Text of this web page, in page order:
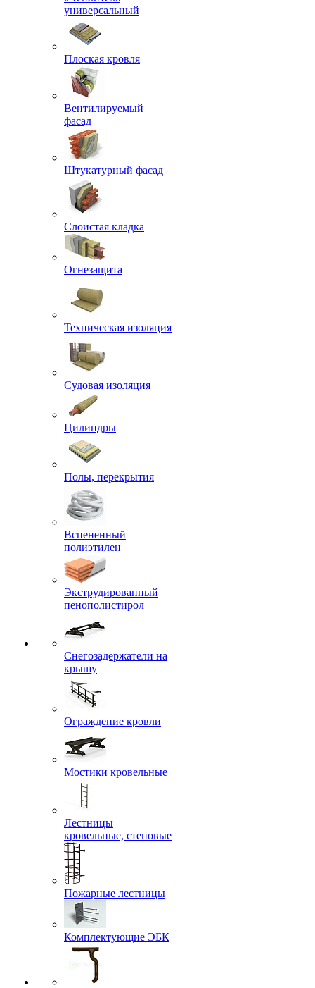
универсальный
Плоская кровля
Вентилируемый
фасад
Штукатурный фасад
Слоистая кладка
Огнезащита
Техническая изоляция
Судовая изоляция
Цилиндры
Полы, перекрытия
Вспененный
полиэтилен
Экструдированный
пенополистирол
Снегозадержатели на
крышу
Ограждение кровли
Мостики кровельные
Лестницы
кровельные, стеновые
Пожарные лестницы
Комплектующие ЭБК